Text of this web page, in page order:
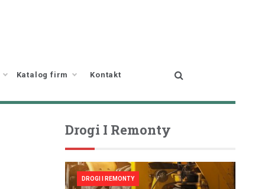
Katalog firm Kontakt
Drogi I Remonty
DROGI I REMONTY